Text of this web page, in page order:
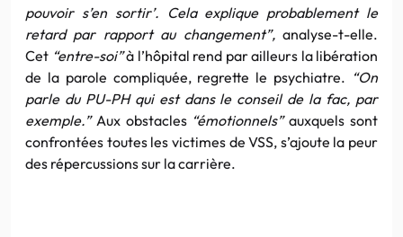
pouvoir s’en sortir’. Cela explique probablement le
retard par rapport au changement”, analyse-t-elle.
Cet “entre-soi”à l’hôpital rend par ailleurs la libération
de la parole compliquée, regrette le psychiatre. “On
parle du PU-PH qui est dans le conseil de la fac, par
exemple.” Aux obstacles “émotionnels”auxquels sont
confrontées toutes les victimes de VSS, s’ajoute la peur
des répercussions sur la carrière.